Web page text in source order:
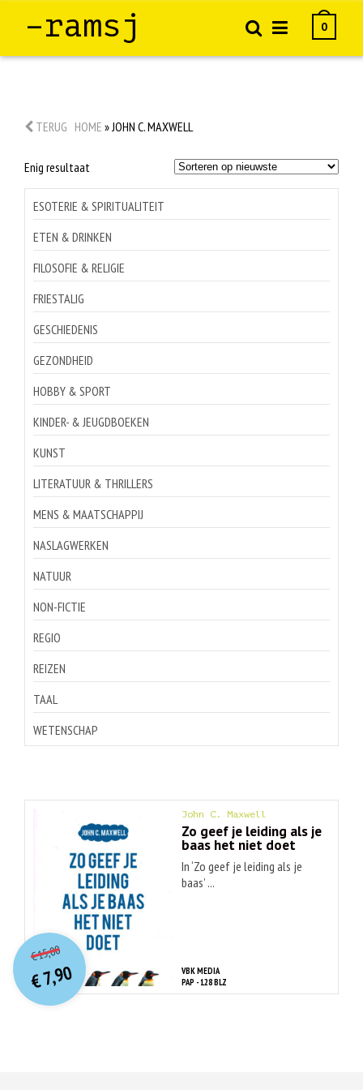
–ramsj 0
TERUG HOME »JOHN C. MAXWELL
Enig resultaat
ESOTERIE & SPIRITUALITEIT
ETEN & DRINKEN
FILOSOFIE & RELIGIE
FRIESTALIG
GESCHIEDENIS
GEZONDHEID
HOBBY & SPORT
KINDER- & JEUGDBOEKEN
KUNST
LITERATUUR & THRILLERS
MENS & MAATSCHAPPIJ
NASLAGWERKEN
NATUUR
NON-FICTIE
REGIO
REIZEN
TAAL
WETENSCHAP
John C. Maxwell
Zo geef je leiding als je
baas het niet doet
In ‘Zo geef je leiding als je
baas’ ...
VBK MEDIA
PAP - 128 BLZ
€15,00O
orspr
onkelijke
prijs
was:
€ 15,00.
€7,90
Huidige
prijs
is:
€ 7,90.